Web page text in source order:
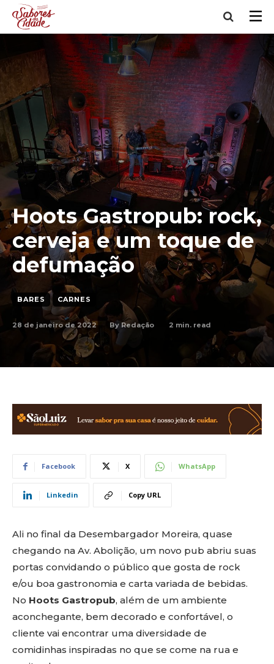
Hoots Gastropub: rock,
cerveja e um toque de
defumação
BARES CARNES
28 de janeiro de 2022 By Redação 2 min. read
Facebook X WhatsApp
Linkedin Copy URL
Ali no final da Desembargador Moreira, quase
chegando na Av. Abolição, um novo pub abriu suas
portas convidando o público que gosta de rock
e/ou boa gastronomia e carta variada de bebidas.
No Hoots Gastropub, além de um ambiente
aconchegante, bem decorado e confortável, o
cliente vai encontrar uma diversidade de
comidinhas inspiradas no que se come na rua e